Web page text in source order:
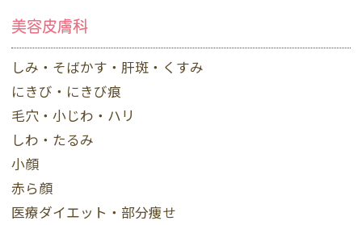
美容皮膚科
しみ・そばかす・肝斑・くすみ
にきび・にきび痕
毛穴・小じわ・ハリ
しわ・たるみ
小顔
赤ら顔
医療ダイエット・部分痩せ